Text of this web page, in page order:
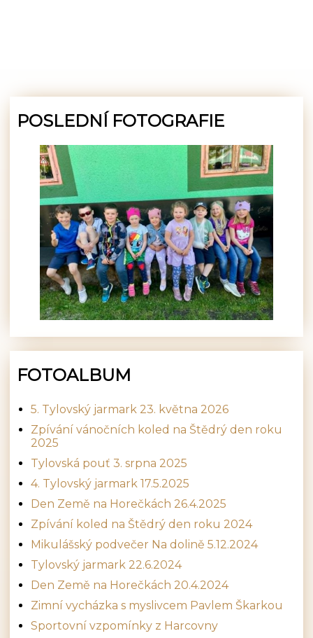
POSLEDNÍ FOTOGRAFIE
FOTOALBUM
5. Tylovský jarmark 23. května 2026
Zpívání vánočních koled na Štědrý den roku
2025
Tylovská pouť 3. srpna 2025
4. Tylovský jarmark 17.5.2025
Den Země na Horečkách 26.4.2025
Zpívání koled na Štědrý den roku 2024
Mikulášský podvečer Na dolině 5.12.2024
Tylovský jarmark 22.6.2024
Den Země na Horečkách 20.4.2024
Zimní vycházka s myslivcem Pavlem Škarkou
Sportovní vzpomínky z Harcovny